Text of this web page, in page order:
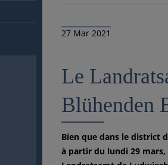
27 Mar 2021
Le
Blühenden
Bien que dans le district
à partir du lundi 29